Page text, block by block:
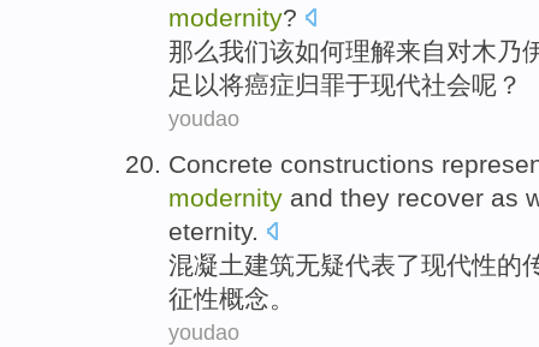
modernity?
那么我们该如何理解来自对木乃
足以将癌症归罪于现代社会呢？
youdao
Concrete constructions
modernity and they recover as
eternity.
混凝土建筑无疑代表了现代性的
征性概念。
youdao